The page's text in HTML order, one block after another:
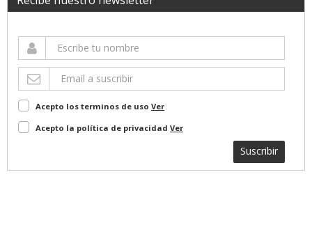
Acepto los terminos de uso Ver
Acepto la política de privacidad Ver
Suscribir